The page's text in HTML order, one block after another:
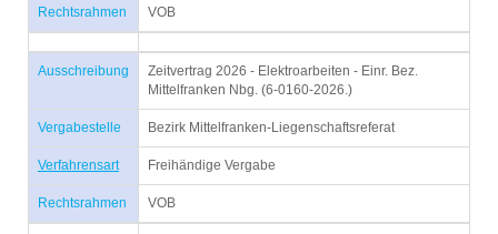
Rechtsrahmen VOB
Ausschreibung
Zeitvertrag 2026 - Elektroarbeiten - Einr. Bez.
Mittelfranken Nbg. (6-0160-2026.)
Vergabestelle Bezirk Mittelfranken-Liegenschaftsreferat
Verfahrensart Freihändige Vergabe
Rechtsrahmen VOB